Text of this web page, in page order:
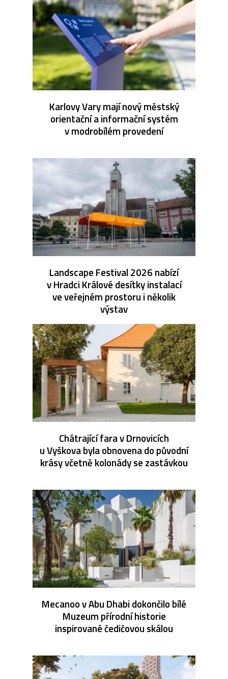
Karlovy Vary mají nový městský
orientační a informační systém
v modrobílém provedení
Landscape Festival 2026 nabízí
v Hradci Králové desítky instalací
ve veřejném prostoru i několik
výstav
Chátrající fara v Drnovicích
u Vyškova byla obnovena do původní
krásy včetně kolonády se zastávkou
Mecanoo v Abu Dhabi dokončilo bílé
Muzeum přírodní historie
inspirované čedičovou skálou